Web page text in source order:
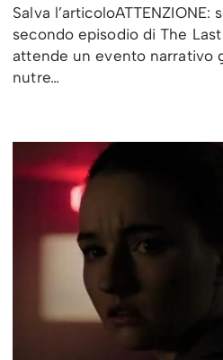
Salva
secondo episodio di The
attende un evento narrativo
nutre…